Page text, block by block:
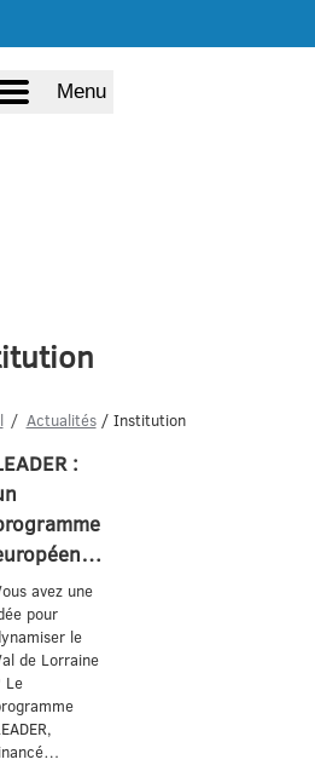
Menu
Actualités/ Institution
:
avez une
pour
le
de Lorraine
Le